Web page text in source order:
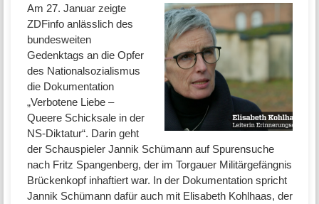
Am 27. Januar zeigte
ZDFinfo anlässlich des
bundesweiten
Gedenktags an die Opfer
des Nationalsozialismus
die Dokumentation
„Verbotene Liebe –
Queere Schicksale in der
NS-Diktatur“. Darin geht
der Schauspieler Jannik Schümann auf Spurensuche
nach Fritz Spangenberg, der im Torgauer Militärgefängnis
Brückenkopf inhaftiert war. In der Dokumentation spricht
Jannik Schümann dafür auch mit Elisabeth Kohlhaas, der